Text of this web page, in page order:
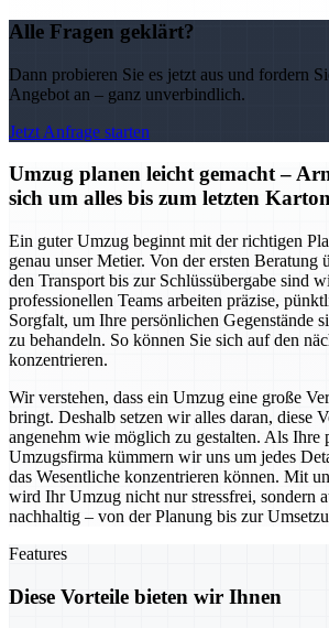
Alle Fragen geklärt?
Dann probieren Sie es jetzt aus und fordern
Angebot an – ganz unverbindlich.
Jetzt Anfrage starten
Umzug planen leicht gemacht –
sich um alles bis zum letzten
Ein guter Umzug beginnt mit der richtigen
genau unser Metier. Von der ersten Beratung
den Transport bis zur Schlüssübergabe sind
professionellen Teams arbeiten präzise,
Sorgfalt, um Ihre persönlichen Gegenstände
zu behandeln. So können Sie sich auf den
konzentrieren.
Wir verstehen, dass ein Umzug eine große
bringt. Deshalb setzen wir alles daran, diese
angenehm wie möglich zu gestalten. Als Ihre
Umzugsfirma kümmern wir uns um jedes
das Wesentliche konzentrieren können. Mit
wird Ihr Umzug nicht nur stressfrei, sondern
nachhaltig – von der Planung bis zur
Features
Diese Vorteile bieten wir Ihnen